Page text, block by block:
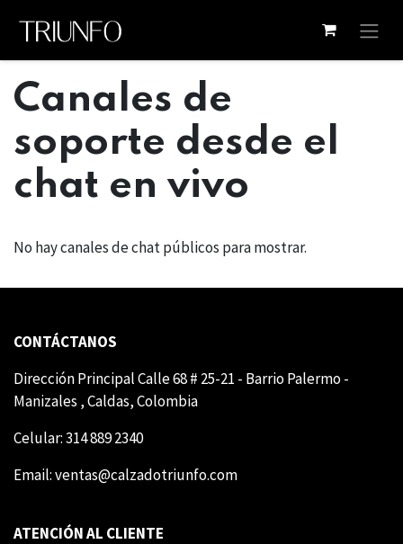
Canales de
soporte desde el
chat en vivo
No hay canales de chat públicos para mostrar.
CONTÁCTANOS
Dirección Principal Calle 68 # 25-21 - Barrio Palermo -
Manizales , Caldas, Colombia
Celular: 314 889 2340
Email:ventas@calzadotriunfo.com
ATENCIÓN AL CLIENTE